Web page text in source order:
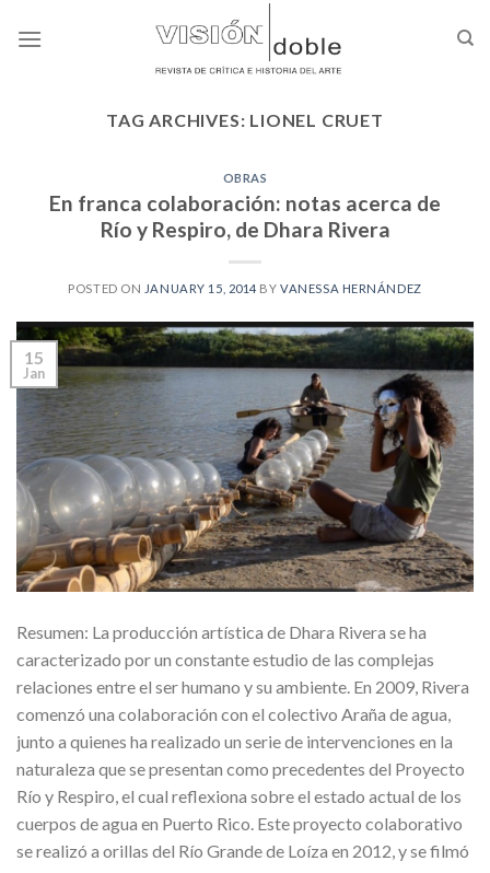
TAG ARCHIVES: LIONEL CRUET
OBRAS
En franca colaboración: notas acerca de
Río y Respiro, de Dhara Rivera
POSTED ON JANUARY 15, 2014 BYVANESSA HERNÁNDEZ
15
Jan
Resumen: La producción artística de Dhara Rivera se ha
caracterizado por un constante estudio de las complejas
relaciones entre el ser humano y su ambiente. En 2009, Rivera
comenzó una colaboración con el colectivo Araña de agua,
junto a quienes ha realizado un serie de intervenciones en la
naturaleza que se presentan como precedentes del Proyecto
Río y Respiro, el cual reflexiona sobre el estado actual de los
cuerpos de agua en Puerto Rico. Este proyecto colaborativo
se realizó a orillas del Río Grande de Loíza en 2012, y se filmó